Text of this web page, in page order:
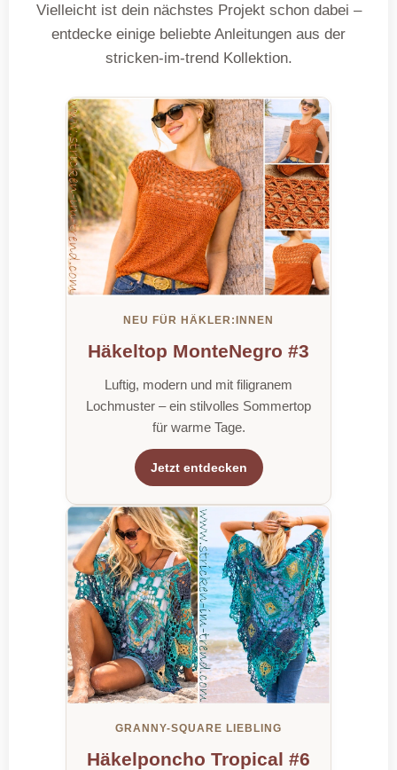
Vielleicht ist dein nächstes Projekt schon dabei –
entdecke einige beliebte Anleitungen aus der
stricken-im-trendKollektion.
NEU FÜR HÄKLER:INNEN
Häkeltop MonteNegro #3
Luftig, modern und mit filigranem
Lochmuster – ein stilvolles Sommertop
für warme Tage.
Jetzt entdecken
GRANNY-SQUARE LIEBLING
Häkelponcho Tropical #6